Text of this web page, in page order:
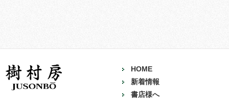
HOME
新着情報
書店様へ